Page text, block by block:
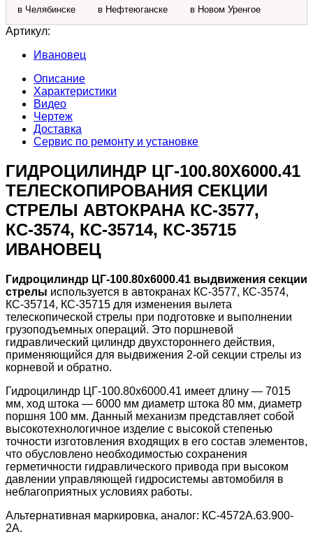
в Челябинске в Нефтеюганске в Новом Уренгое
Артикул:
Ивановец
Описание
Характеристики
Видео
Чертеж
Доставка
Сервис по ремонту и установке
ГИДРОЦИЛИНДР ЦГ-100.80Х6000.41
ТЕЛЕСКОПИРОВАНИЯ СЕКЦИИ
СТРЕЛЫ АВТОКРАНА КС-3577,
КС-3574, КС-35714, КС-35715
ИВАНОВЕЦ
Гидроцилиндр ЦГ-100.80х6000.41 выдвижения секции
стрелы используется в автокранах КС-3577, КС-3574,
КС-35714, КС-35715 для изменения вылета
телескопической стрелы при подготовке и выполнении
грузоподъемных операций. Это поршневой
гидравлический цилиндр двухстороннего действия,
применяющийся для выдвижения 2-ой секции стрелы из
корневой и обратно.
Гидроцилиндр ЦГ-100.80х6000.41 имеет длину — 7015
мм, ход штока — 6000 мм диаметр штока 80 мм, диаметр
поршня 100 мм. Данный механизм представляет собой
высокотехнологичное изделие с высокой степенью
точности изготовления входящих в его состав элементов,
что обусловлено необходимостью сохранения
герметичности гидравлического привода при высоком
давлении управляющей гидросистемы автомобиля в
неблагоприятных условиях работы.
Альтернативная маркировка, аналог: КС-4572А.63.900-
2А.